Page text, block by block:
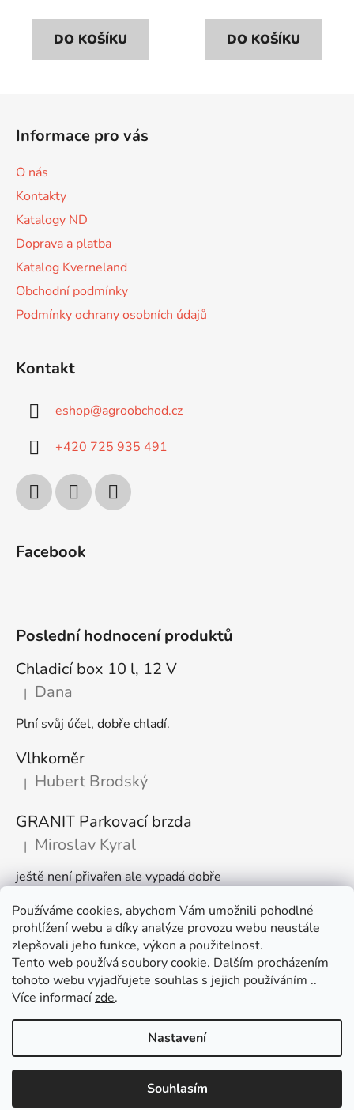
Používáme cookies, abychom Vám umožnili pohodlné
prohlížení webu a díky analýze provozu webu neustále
zlepšovali jeho funkce, výkon a použitelnost.
Tento web používá soubory cookie. Dalším procházením
tohoto webu vyjadřujete souhlas s jejich používáním ..
Více informacízde.
Nastavení
Souhlasím
Využijte slevu 100 Kč při nákupu nad 1500 Kč. V nákupním košíku
DO KOŠÍKU DO KOŠÍKU
Informace pro vás
O nás
Kontakty
Katalogy ND
Doprava a platba
Katalog Kverneland
Obchodní podmínky
Podmínky ochrany osobních údajů
Kontakt
eshop@agroobchod.cz
+420 725 935 491
Facebook
Poslední hodnocení produktů
Chladicí box 10 l, 12 V
Hodnocení produktu je 5 z 5 hvězdiček.
| Dana
Plní svůj účel, dobře chladí.
Vlhkoměr
Hodnocení produktu je 5 z 5 hvězdiček.
| Hubert Brodský
GRANIT Parkovací brzda
Hodnocení produktu je 5 z 5 hvězdiček.
| Miroslav Kyral
ještě není přivařen ale vypadá dobře
Články
🌾 Prodlužujeme otevírací dobu na sezónu
Časté dotazy
Věrnostní program
Vytvořil Shoptet
AGROOBCHOD e-shop